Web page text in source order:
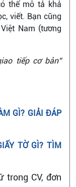
thể mô tả khả
viết. Bạn cũng
Nam (tương
tiếp cơ bản”
GÌ? GIẢI ĐÁP
TỜ GÌ? TÌM
trong CV, đơn